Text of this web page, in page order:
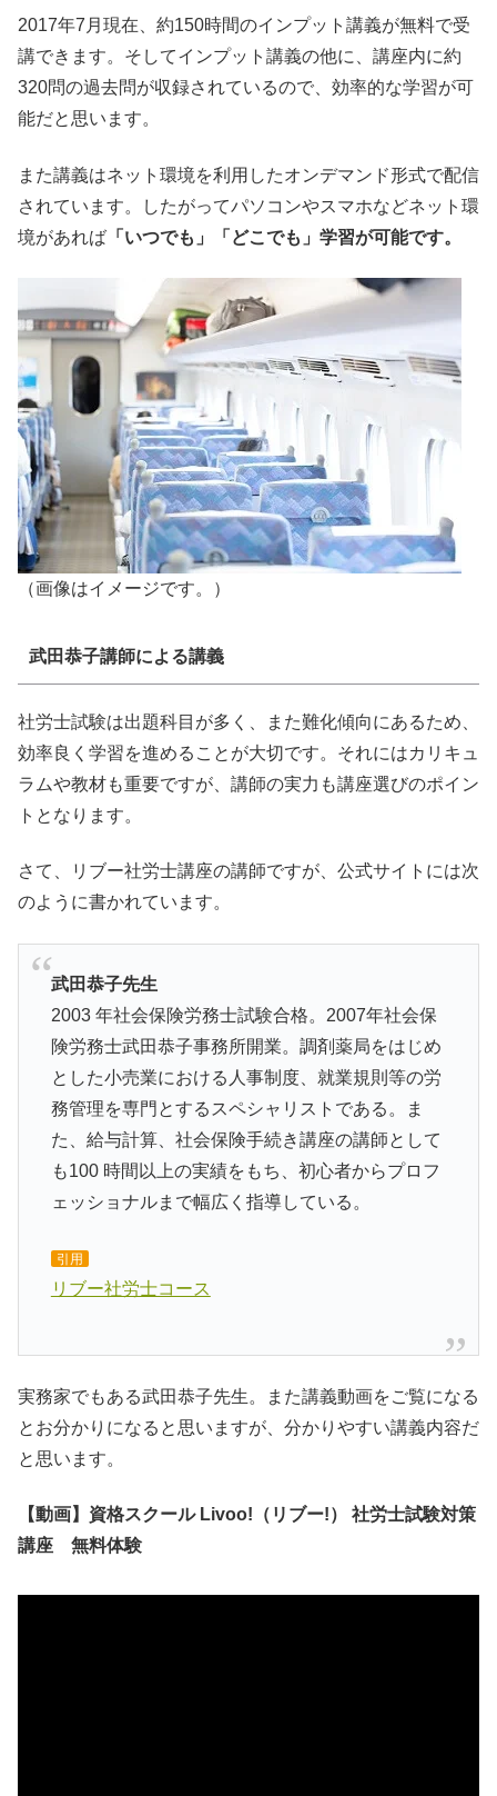
2017年7月現在、約150時間のインプット講義が無料で受
講できます。そしてインプット講義の他に、講座内に約
320問の過去問が収録されているので、効率的な学習が可
能だと思います。
また講義はネット環境を利用したオンデマンド形式で配信
されています。したがってパソコンやスマホなどネット環
境があれば 「いつでも」「どこでも」学習が可能です。
（画像はイメージです。）
武田恭子講師による講義
社労士試験は出題科目が多く、また難化傾向にあるため、
効率良く学習を進めることが大切です。それにはカリキュ
ラムや教材も重要ですが、講師の実力も講座選びのポイン
トとなります。
さて、リブー社労士講座の講師ですが、公式サイトには次
のように書かれています。
武田恭子先生
2003 年社会保険労務士試験合格。2007年社会保
険労務士武田恭子事務所開業。調剤薬局をはじめ
とした小売業における人事制度、就業規則等の労
務管理を専門とするスペシャリストである。ま
た、給与計算、社会保険手続き講座の講師として
も100 時間以上の実績をもち、初心者からプロフ
ェッショナルまで幅広く指導している。
引用
リブー社労士コース
実務家でもある武田恭子先生。また講義動画をご覧になる
とお分かりになると思いますが、分かりやすい講義内容だ
と思います。
【動画】資格スクール Livoo!（リブー!） 社労士試験対策
講座 無料体験